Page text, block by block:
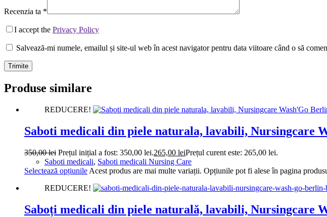
Recenzia ta *
I accept the Privacy Policy
Salvează-mi numele, emailul și site-ul web în acest navigator pentru data viitoare când o să
Trimite
Produse similare
REDUCERE!
Saboti medicali din piele naturala, lavabili, Nursingcare
350,00lei Prețul inițial a fost: 350,00 lei.265,00 leiPrețul curent este: 265,00 lei.
Saboti medicali, Saboti medicali Nursing Care
Selectează opțiunile Acest produs are mai multe variații. Opțiunile pot fi alese în pagina
REDUCERE!
Saboți medicali din piele naturală, lavabili, Nursingcare